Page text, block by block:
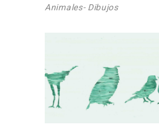
Animales- Dibujos